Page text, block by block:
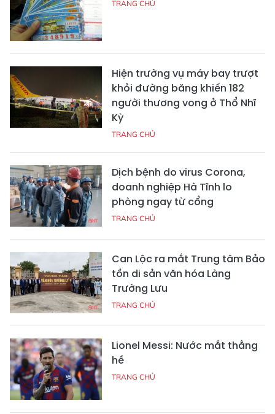
TRANG CHỦ
Hiện trường vụ máy bay trượt
khỏi đường băng khiến 182
người thương vong ở Thổ Nhĩ
Kỳ
TRANG CHỦ
Dịch bệnh do virus Corona,
doanh nghiệp Hà Tĩnh lo
phòng ngay từ cổng
TRANG CHỦ
Can Lộc ra mắt Trung tâm Bảo
tồn di sản văn hóa Làng
Trường Lưu
TRANG CHỦ
Lionel Messi: Nước mắt thằng
hề
TRANG CHỦ